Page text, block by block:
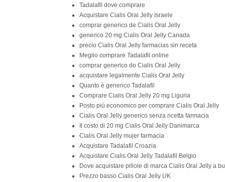
Tadalafil dove comprare
Acquistare Cialis Oral Jelly Israele
comprar generico de Cialis Oral Jelly
generico 20 mg Cialis Oral Jelly Canada
precio Cialis Oral Jelly farmacias sin receta
Meglio comprare Tadalafil online
comprar generico do Cialis Oral Jelly
acquistare legalmente Cialis Oral Jelly
Quanto è generico Tadalafil
Comprare Cialis Oral Jelly 20 mg Liguria
Posto più economico per comprare Cialis Oral Jelly
Cialis Oral Jelly generico senza ricetta farmacia
Il costo di 20 mg Cialis Oral Jelly Danimarca
Cialis Oral Jelly mujer farmacia
Acquistare Tadalafil Croazia
Acquistare Cialis Oral Jelly Tadalafil Belgio
Dove acquistare pillole di marca Cialis Oral Jelly a
Prezzo basso Cialis Oral Jelly UK